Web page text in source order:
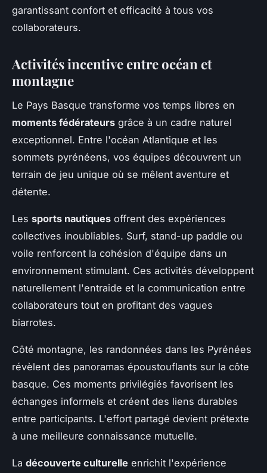
garantissant confort et efficacité à tous vos
collaborateurs.
Activités incentive entre océan et
montagne
Le Pays Basque transforme vos temps libres en
moments fédérateurs grâce à un cadre naturel
exceptionnel. Entre l'océan Atlantique et les
sommets pyrénéens, vos équipes découvrent un
terrain de jeu unique où se mêlent aventure et
détente.
Les sports nautiques offrent des expériences
collectives inoubliables. Surf, stand-up paddle ou
voile renforcent la cohésion d'équipe dans un
environnement stimulant. Ces activités développent
naturellement l'entraide et la communication entre
collaborateurs tout en profitant des vagues
biarrotes.
Côté montagne, les randonnées dans les Pyrénées
révèlent des panoramas époustouflants sur la côte
basque. Ces moments privilégiés favorisent les
échanges informels et créent des liens durables
entre participants. L'effort partagé devient prétexte
à une meilleure connaissance mutuelle.
La découverte culturelle enrichit l'expérience